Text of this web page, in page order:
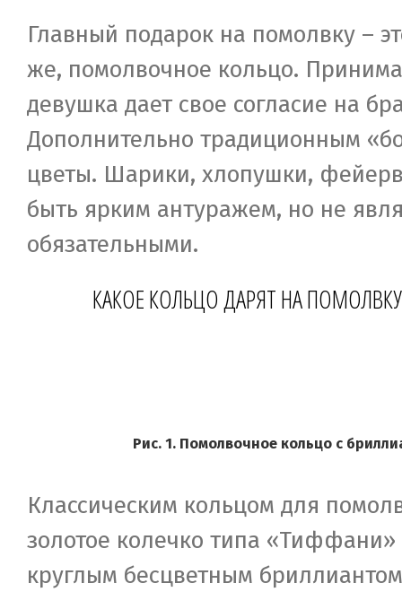
Главный подарок на помолвку –
же, помолвочное кольцо.
девушка дает свое согласие на
Дополнительно традиционным
цветы. Шарики, хлопушки,
быть ярким антуражем, но не
обязательными.
КАКОЕ КОЛЬЦО ДАРЯТ НА
Рис. 1. Помолвочное кольцо с
Классическим кольцом для
золотое колечко типа
круглым бесцветным